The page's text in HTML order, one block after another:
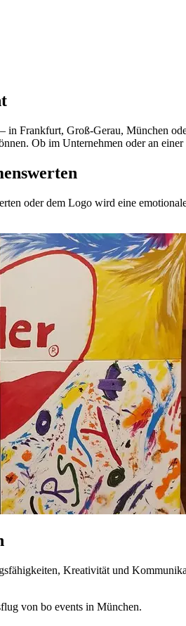
in Frankfurt, Groß-Gerau, München
Ob im Unternehmen oder an
oder dem Logo wird eine
Kreativität und